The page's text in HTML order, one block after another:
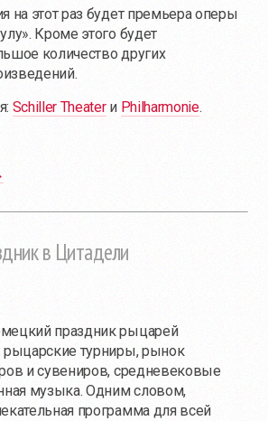
на этот раз будет премьера оперы
Кроме этого будет
количество других
Schiller Theaterи Philharmonie.
в Цитадели
праздник рыцарей
рыцарские турниры, рынок
и сувениров, средневековые
музыка. Одним словом,
программа для всей